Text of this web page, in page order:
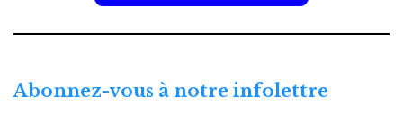
Abonnez-vous à notre infolettre